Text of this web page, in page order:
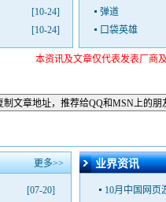
[10-24]
[10-24]
弹道
口袋英雄
本资讯及文章仅代表发表厂商
制文章地址，推荐给QQ和MSN上的朋
更多>>
[07-20]
业界资讯
10月中国网页